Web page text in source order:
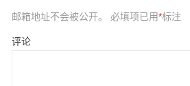
邮箱地址不会被公开。 必填项已用*标注
评论